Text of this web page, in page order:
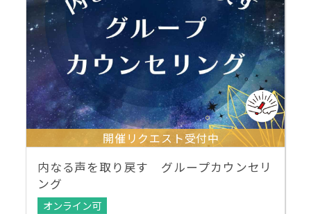
開催リクエスト受付中
内なる声を取り戻す グループカウンセリ
ング
オンライン可